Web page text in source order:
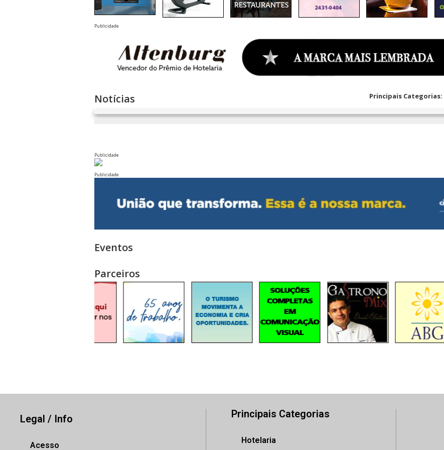
Publicidade
Notícias Principais Categorias:
Publicidade
Publicidade
Eventos
Parceiros
Legal / Info
Acesso
Principais Categorias
Hotelaria